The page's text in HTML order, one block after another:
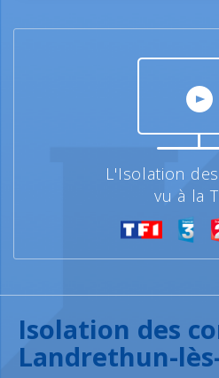
L'Isolation
vu à la
Isolation des
Landrethun-